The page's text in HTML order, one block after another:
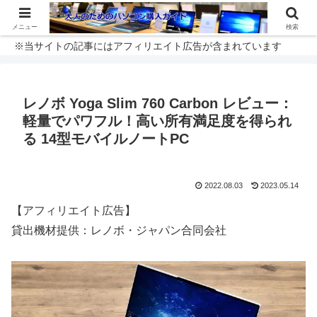
※当サイトの記事にはアフィリエイト広告が含まれています
レノボ Yoga Slim 760 Carbon レビュー：
軽量でパワフル！高い所有満足度を得られ
る 14型モバイルノートPC
2022.08.03 2023.05.14
【アフィリエイト広告】
貸出機材提供：レノボ・ジャパン合同会社
メニュー 検索